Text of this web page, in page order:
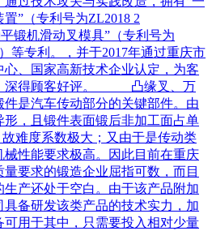
”（专利号为ZL2018 2
平锻机滑动叉模具”（专利号为
等专利。，并于2017年通过重庆市
、国家高新技术企业认定，为客
，深得顾客好评。 凸缘叉、万
件是汽车传动部分的关键部件。由
形，且锻件表面锻后非加工面占单
难度系数极大；又由于是传动类
械性能要求极高。因此目前在重庆
要求的锻造企业屈指可数，而目
产还处于空白。由于该产品附加
备研发该类产品的技术实力，加
可用于其中，只需要投入相对少量